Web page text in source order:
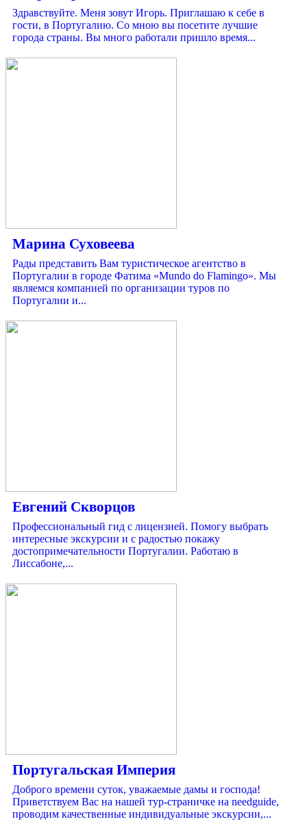
Здравствуйте. Меня зовут Игорь. Приглашаю к себе в
гости, в Португалию. Со мною вы посетите лучшие
города страны. Вы много работали пришло время...
Марина Суховеева
Рады представить Вам туристическое агентство в
Португалии в городе Фатима «Mundo do Flamingo». Мы
являемся компанией по организации туров по
Португалии и...
Евгений Скворцов
Профессиональный гид с лицензией. Помогу выбрать
интересные экскурсии и с радостью покажу
достопримечательности Португалии. Работаю в
Лиссабоне,...
Португальская Империя
Доброго времени суток, уважаемые дамы и господа!
Приветствуем Вас на нашей тур-страничке на needguide,
проводим качественные индивидуальные экскурсии,...